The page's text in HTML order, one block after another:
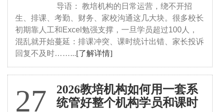
导语： 教培机构的日常运营，绕不开招
生、排课、考勤、财务、家校沟通这几大块。很多校长
初期靠人工和Excel勉强支撑，一旦学员超过100人，
混乱就开始蔓延：排课冲突、课时统计出错、家长投诉
回复不及时……...[了解详情]
27
2026教培机构如何用一套系
统管好整个机构学员和课时